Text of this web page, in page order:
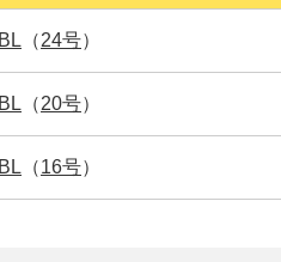
（24号）
（20号）
（16号）